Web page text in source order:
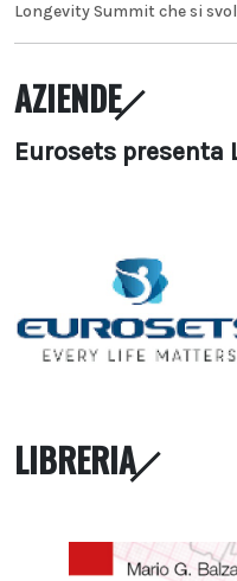
Longevity Summit che si
AZIENDE
Eurosets presenta
LIBRERIA